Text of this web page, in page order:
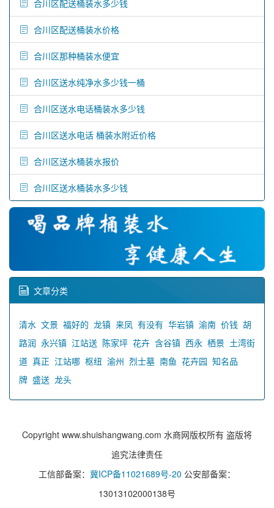
合川区配送桶装水多少钱
合川区配送桶装水价格
合川区那种桶装水便宜
合川区送水纯净水多少钱一桶
合川区送水电话桶装水多少钱
合川区送水电话 桶装水附近价格
合川区送水桶装水报价
合川区送水桶装水多少钱
文章分类
清水 文景 福好的 龙镇 来凤 有没有 华岩镇 渝南 价钱 胡
路润 永兴镇 江站送 陈家坪 花卉 含谷镇 西永 栖景 土湾街
道 真正 江站哪 枢纽 渝州 烈士墓 南鱼 花卉园 知名品
牌 盛送 龙头
Copyright www.shuishangwang.com 水商网版权所有 盗版将
追究法律责任
工信部备案： 冀ICP备11021689号-20 公安部备案：
13013102000138号